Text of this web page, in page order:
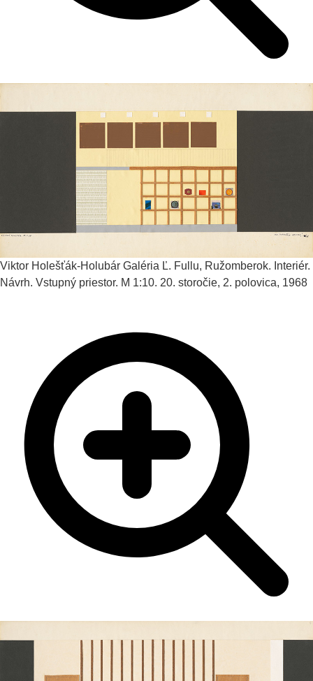
Viktor Holešťák-Holubár Galéria Ľ. Fullu, Ružomberok. Interiér.
Návrh. Vstupný priestor. M 1:10. 20. storočie, 2. polovica, 1968